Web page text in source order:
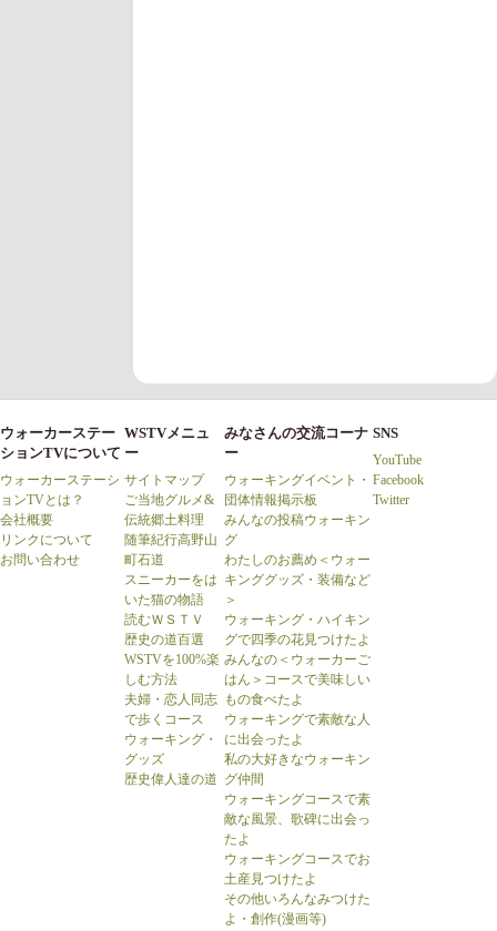
ウォーカーステー
ションTVについて
ウォーカーステーシ
ョンTVとは？
会社概要
リンクについて
お問い合わせ
WSTVメニュ
ー
サイトマップ
ご当地グルメ&
伝統郷土料理
随筆紀行高野山
町石道
スニーカーをは
いた猫の物語
読むＷＳＴＶ
歴史の道百選
WSTVを100%楽
しむ方法
夫婦・恋人同志
で歩くコース
ウォーキング・
グッズ
歴史偉人達の道
みなさんの交流コーナ
ー
ウォーキングイベント・
団体情報掲示板
みんなの投稿ウォーキン
グ
わたしのお薦め＜ウォー
キンググッズ・装備など
＞
ウォーキング・ハイキン
グで四季の花見つけたよ
みんなの＜ウォーカーご
はん＞コースで美味しい
もの食べたよ
ウォーキングで素敵な人
に出会ったよ
私の大好きなウォーキン
グ仲間
ウォーキングコースで素
敵な風景、歌碑に出会っ
たよ
ウォーキングコースでお
土産見つけたよ
その他いろんなみつけた
よ・創作(漫画等)
SNS
YouTube
Facebook
Twitter